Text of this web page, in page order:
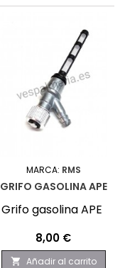
MARCA: RMS
GRIFO GASOLINA APE
Grifo gasolina APE
Precio
8,00 €
 Añadir al carrito